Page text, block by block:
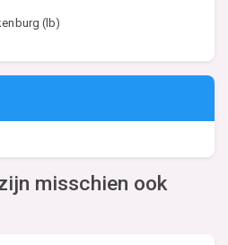
(lb)
misschien ook